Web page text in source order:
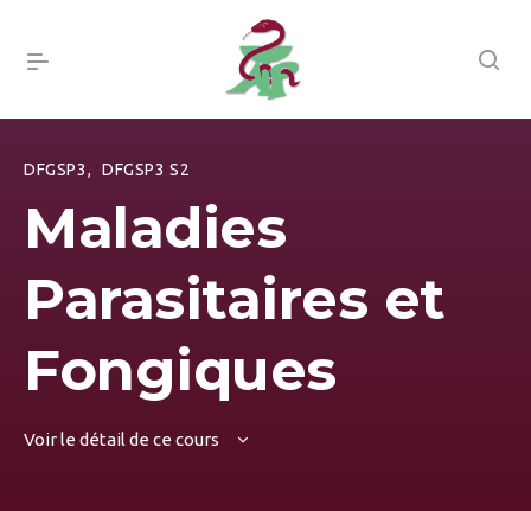
DFGSP3, DFGSP3 S2
Maladies
Parasitaires et
Fongiques
Voir le détail de ce cours